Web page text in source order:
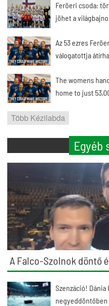
Feröeri csoda:
jöhet a
Az 53 ezres
válogatottja
The womens
home to just
Több Kézilabda
Egyéb
A Falco-Szolnok döntő
Szenzáció! Dánia
negyeddöntőben